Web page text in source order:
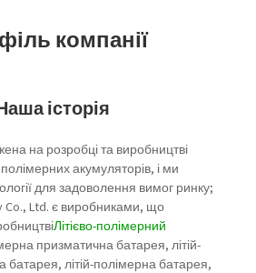
компанії
історія
на розробці та виробництві
акумуляторів, і ми
для задоволення вимог ринку;
Co., Ltd. є виробниками, що
Літієво-полімерний
призматична батарея, літій-
батарея, літій-полімерна батарея,